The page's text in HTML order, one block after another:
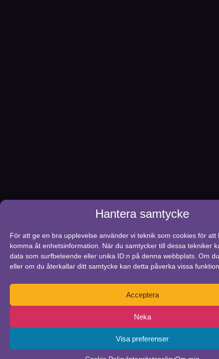
Hantera samtycke
För att ge en bra upplevelse använder vi teknik som cookies för att
komma åt enhetsinformation. När du samtycker till dessa tekniker
data som surfbeteende eller unika ID:n på denna webbplats. Om
eller om du återkallar ditt samtycke kan detta påverka vissa
Acceptera
Neka
Visa preferenser